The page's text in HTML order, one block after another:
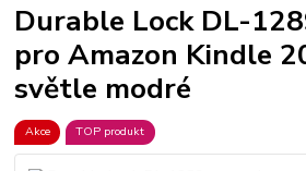
Durable Lock DL-
pro Amazon Kindle
světle modré
Akce TOP produkt